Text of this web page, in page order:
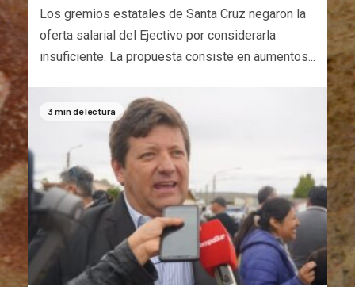
Los gremios estatales de Santa Cruz negaron la
oferta salarial del Ejectivo por considerarla
insuficiente. La propuesta consiste en aumentos...
3 min de lectura